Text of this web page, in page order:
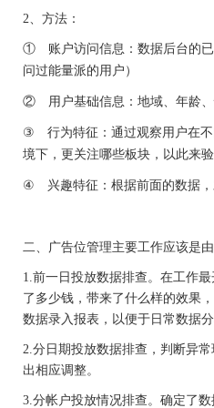
2、方法：
① 账户访问信息：数据后台的
问过能量派的用户）
② 用户基础信息：地域、年龄
③ 行为特征：通过观察用户在
境下，更关注哪些板块，以此来验
④ 兴趣特征：根据前面的数据
二、 广告位管理主要工作应该是
1.前一日投放数据排查。 在工作
了多少钱，带来了什么样的效果
数据录入报表，以便于日常数据分
2.分日期投放数据排查 ， 判断异
出相应调整。
3.分帐户投放情况排查。确定了